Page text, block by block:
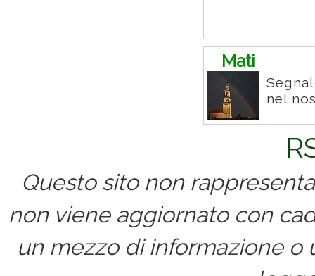
Mati
nel
Questo sito non
non viene aggiornato con
un mezzo di informazione